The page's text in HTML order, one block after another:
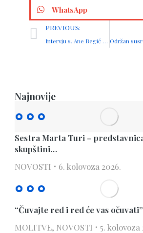
WhatsApp
PREVIOUS:
Intervju s. Ane Begić za Glas Koncila
Najnovije
Sestra Marta Turi –
skupštini…
NOVOSTI
6. kolovoza 2026.
“Čuvajte red i red će vas
MOLITVE, NOVOSTI 5. kolovoza